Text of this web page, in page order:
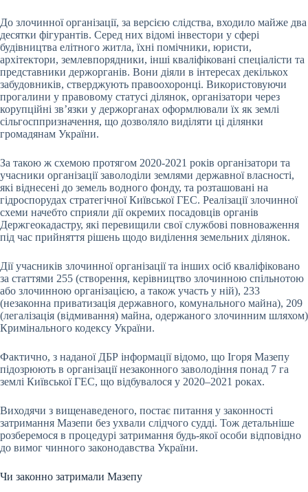
До злочинної організації, за версією слідства, входило майже два
десятки фігурантів. Серед них відомі інвестори у сфері
будівництва елітного житла, їхні помічники, юристи,
архітектори, землевпорядники, інші кваліфіковані спеціалісти та
представники держорганів. Вони діяли в інтересах декількох
забудовників, стверджують правоохоронці. Використовуючи
прогалини у правовому статусі ділянок, організатори через
корупційні зв’язки у держорганах оформлювали їх як землі
сільгосппризначення, що дозволяло виділяти ці ділянки
громадянам України.
За такою ж схемою протягом 2020-2021 років організатори та
учасники організації заволоділи землями державної власності,
які віднесені до земель водного фонду, та розташовані на
гідроспорудах стратегічної Київської ГЕС. Реалізації злочинної
схеми начебто сприяли дії окремих посадовців органів
Держгеокадастру, які перевищили свої службові повноваження
під час прийняття рішень щодо виділення земельних ділянок.
Дії учасників злочинної організації та інших осіб кваліфіковано
за статтями 255 (створення, керівництво злочинною спільнотою
або злочинною організацією, а також участь у ній), 233
(незаконна приватизація державного, комунального майна), 209
(легалізація (відмивання) майна, одержаного злочинним шляхом)
Кримінального кодексу України.
Фактично, з наданої ДБР інформації відомо, що Ігоря Мазепу
підозрюють в організації незаконного заволодіння понад 7 га
землі Київської ГЕС, що відбувалося у 2020–2021 роках.
Виходячи з вищенаведеного, постає питання у законності
затримання Мазепи без ухвали слідчого судді. Тож детальніше
розберемося в процедурі затримання будь-якої особи відповідно
до вимог чинного законодавства України.
Чи законно затримали Мазепу